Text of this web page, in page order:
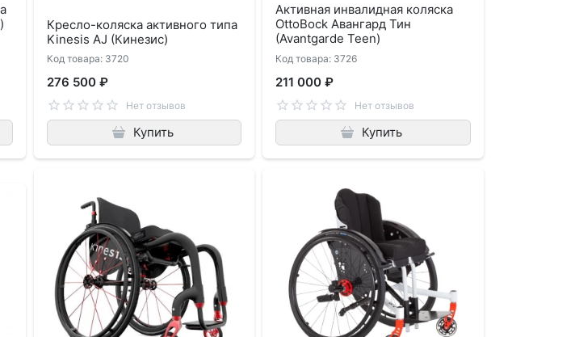
Кресло-коляска активного типа
Kinesis AJ (Кинезис)
Код товара: 3720
276 500 ₽
Нет отзывов
Купить
Активная инвалидная коляска
OttoBock Авангард Тин
(Avantgarde Teen)
Код товара: 3726
211 000 ₽
Нет отзывов
Купить